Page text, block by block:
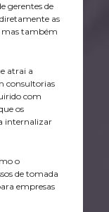
gerentes de
as
mas também
atrai a
consultorias
com
os
internalizar
o
de tomada
empresas